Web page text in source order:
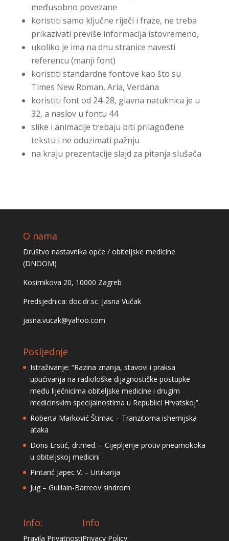
međusobno povezane
koristiti samo ključne riječi i fraze, ne treba
prikazivati previše informacija istovremeno,
ukoliko je ima na dnu stranice navesti
referencu (manji font)
koristiti standardne fontove kao što su
Times New Roman, Aria, Verdana
koristiti font od 24-28, glavna natuknica je u
32, a naslov u fontu 44
slike i animacije trebaju biti prilagođene
tekstu i ne oduzimati pažnju
na kraju prezentacije slajd za pitanja slušača
O nama
Društvo nastavnika opće / obiteljske medicine
(DNOOM)
Kosirnikova 20, 10000 Zagreb
Predsjednica: doc.dr.sc. Jasna Vučak
jasna.vucak@yahoo.com
Posljednje
Istraživanje: “Razina znanja, stavovi i praksa
upućivanja na radiološke dijagnostičke postupke
među liječnicima obiteljske medicine i drugim
medicinskim specijalnostima u Republici Hrvatskoj”.
Roberta Marković Štimac – Tranzitorna ishemijska
ataka
Doris Erstić, dr.med. – Cijepljenje protiv pneumokoka
u obiteljskoj medicini
Pintarić Japec V. – Urtikarija
Jug – Guillain-Barreov sindrom
Info:
Pravila Privatnosti
Info
Privacy Policy